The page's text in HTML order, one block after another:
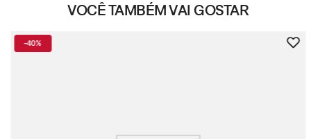
VOCÊ TAMBÉM VAI GOSTAR
-40%